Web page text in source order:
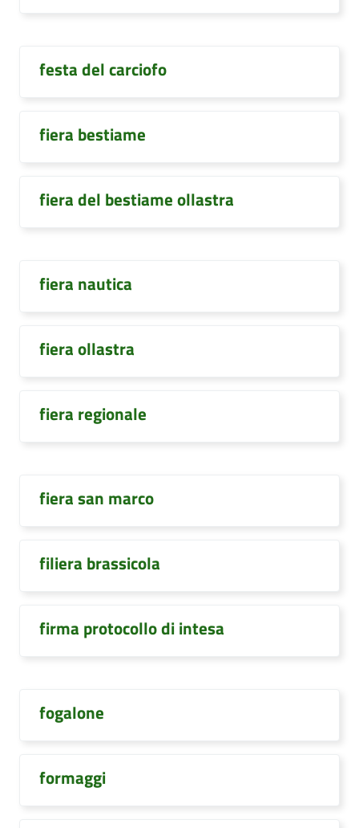
festa del carciofo
fiera bestiame
fiera del bestiame ollastra
fiera nautica
fiera ollastra
fiera regionale
fiera san marco
filiera brassicola
firma protocollo di intesa
fogalone
formaggi